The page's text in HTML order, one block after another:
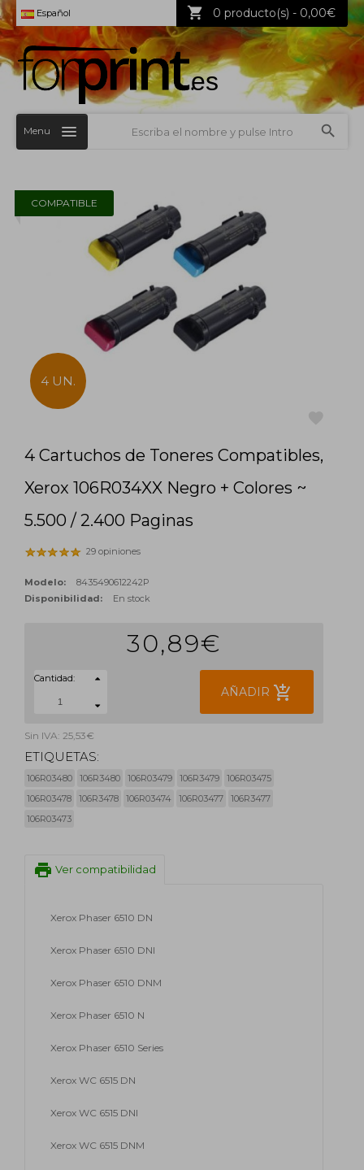
Español 0 producto(s) - 0,00€
Menu
COMPATIBLE
4 UN.
4 Cartuchos de Toneres Compatibles,
Xerox 106R034XX Negro + Colores ~
5.500 / 2.400 Paginas
29 opiniones
Modelo:
8435490612242P
Disponibilidad:
En stock
30,89€
Cantidad:
AÑADIR add_shopping_cart
Sin IVA: 25,53€
ETIQUETAS:
106R03480 106R3480 106R03479 106R3479
106R03475
106R03478
106R3478 106R03474 106R03477
106R3477
106R03473
print Ver compatibilidad
Xerox Phaser 6510 DN
Xerox Phaser 6510 DNI
Xerox Phaser 6510 DNM
Xerox Phaser 6510 N
Xerox Phaser 6510 Series
Xerox WC 6515 DN
Xerox WC 6515 DNI
Xerox WC 6515 DNM